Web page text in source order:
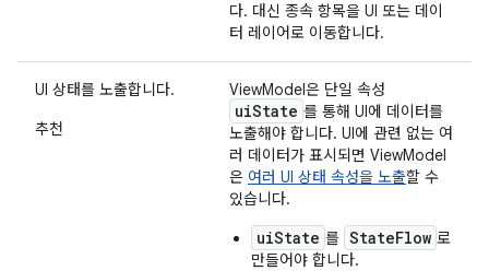
다. 대신 종속 항목을 UI 또는 데이
터 레이어로 이동합니다.
UI 상태를 노출합니다.
추천
ViewModel은 단일 속성
uiState 를 통해 UI에 데이터를
노출해야 합니다. UI에 관련 없는 여
러 데이터가 표시되면 ViewModel
은 여러 UI 상태 속성을 노출할 수
있습니다.
uiState 를 StateFlow 로
만들어야 합니다.